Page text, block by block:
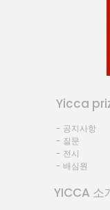
Yicca
- 공지사항
- 질문
- 전시
- 배심원
YICCA 소